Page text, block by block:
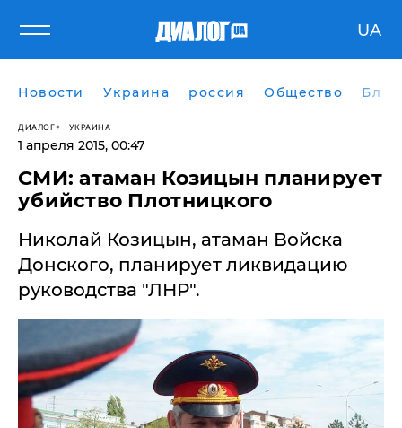
UA
Новости Украина россия Общество
ДИАЛОГ УКРАИНА
1 апреля 2015, 00:47
СМИ: атаман Козицын планирует
убийство Плотницкого
Николай Козицын, атаман Войска
Донского, планирует ликвидацию
руководства "ЛНР".